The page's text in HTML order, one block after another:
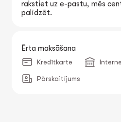
rakstiet uz e-pastu, mēs
palīdzēt.
Ērta maksāšana
Kredītkarte
Pārskaitījums